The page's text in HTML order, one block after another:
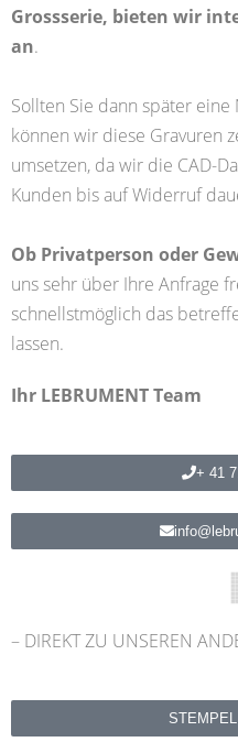
Grossserie, bieten wir
an.
Sollten Sie dann später
können wir diese Gravuren
umsetzen, da wir die CAD-
Kunden bis auf Widerruf
Ob Privatperson oder
uns sehr über Ihre Anfrage
schnellstmöglich das
lassen.
Ihr LEBRUMENT Team
+ 41
– DIREKT ZU UNSEREN